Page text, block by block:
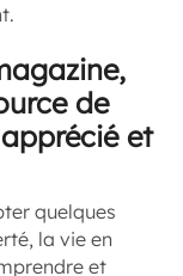
de
et
quelques
la vie en
et